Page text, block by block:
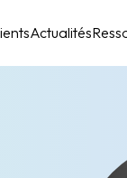
Actualités